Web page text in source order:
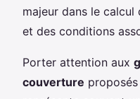
majeur dans le calcul
et des conditions
Porter attention aux
couverture